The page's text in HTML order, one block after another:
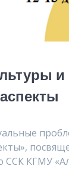
и
ССК КГМУ